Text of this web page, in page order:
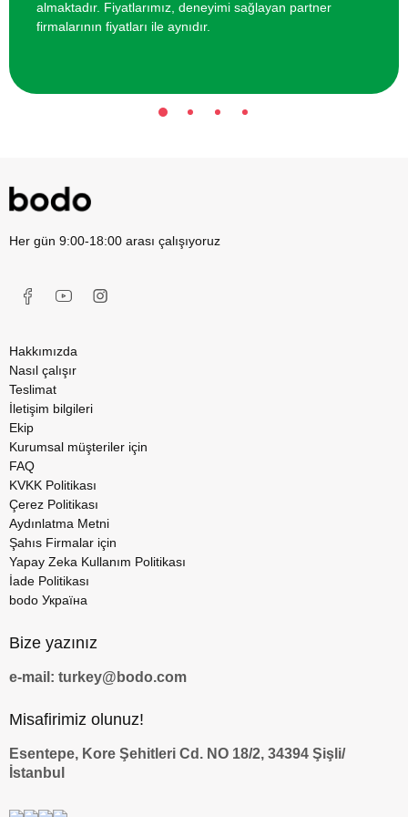
almaktadır. Fiyatlarımız, deneyimi sağlayan partner
firmalarının fiyatları ile aynıdır.
Her gün 9:00-18:00 arası çalışıyoruz
Hakkımızda
Nasıl çalışır
Teslimat
İletişim bilgileri
Ekip
Kurumsal müşteriler için
FAQ
KVKK Politikası
Çerez Politikası
Aydınlatma Metni
Şahıs Firmalar için
Yapay Zeka Kullanım Politikası
İade Politikası
bodo Україна
Bize yazınız
e-mail: turkey@bodo.com
Misafirimiz olunuz!
Esentepe, Kore Şehitleri Cd. NO 18/2, 34394 Şişli/
İstanbul